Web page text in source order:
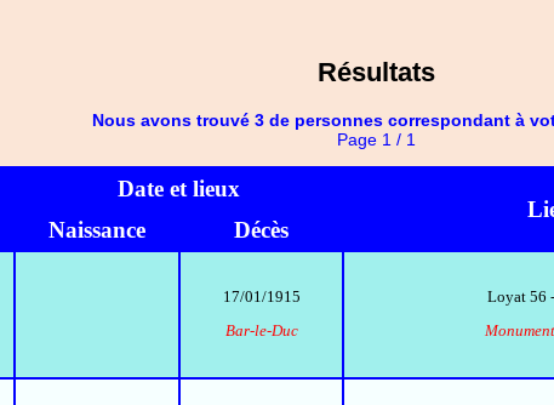
Résultats
Nous avons trouvé 3 de personnes correspondant à
Page 1 / 1
Date et lieux
Naissance
Décès
17/01/1915
Bar-le-Duc
Loyat 56